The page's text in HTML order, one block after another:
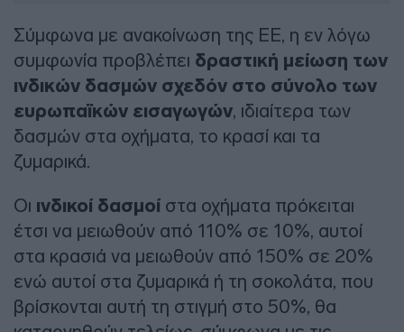
Σύμφωνα με ανακοίνωση της ΕΕ, η εν λόγω
συμφωνία προβλέπει δραστική μείωση των
ινδικών δασμών σχεδόν στο σύνολο των
ευρωπαϊκών εισαγωγών, ιδιαίτερα των
δασμών στα οχήματα, το κρασί και τα
ζυμαρικά.
Οι ινδικοί δασμοί στα οχήματα πρόκειται
έτσι να μειωθούν από 110% σε 10%, αυτοί
στα κρασιά να μειωθούν από 150% σε 20%
ενώ αυτοί στα ζυμαρικά ή τη σοκολάτα, που
βρίσκονται αυτή τη στιγμή στο 50%, θα